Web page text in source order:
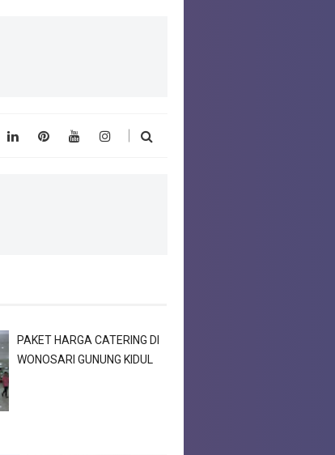
PAKET HARGA CATERING DI
WONOSARI GUNUNG KIDUL